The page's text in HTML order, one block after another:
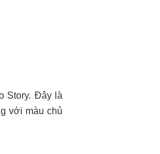
Story. Đây là
với màu chủ